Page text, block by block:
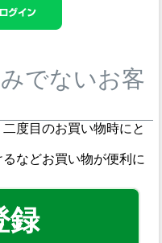
でないお客
度目のお買い物時にと
などお買い物が便利に
録